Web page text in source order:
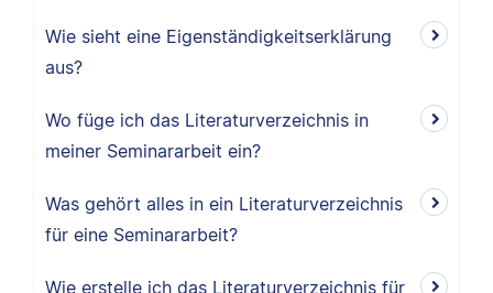
Wie sieht eine Eigenständigkeitserklärung
aus?
Wo füge ich das Literaturverzeichnis in
meiner Seminararbeit ein?
Was gehört alles in ein Literaturverzeichnis
für eine Seminararbeit?
Wie erstelle ich das Literaturverzeichnis für